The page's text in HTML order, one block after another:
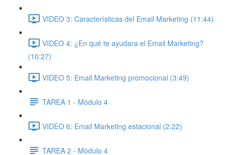
VIDEO 3: Características del Email Marketing (11:44)
VIDEO 4: ¿En qué te ayudara el Email Marketing?
(10:27)
VIDEO 5: Email Marketing promocional (3:49)
TAREA 1 - Módulo 4
VIDEO 6: Email Marketing estacional (2:22)
TAREA 2 - Módulo 4